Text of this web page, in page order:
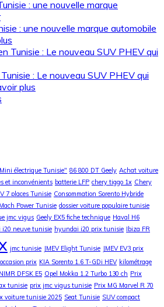
: une nouvelle marque automobile
: Le nouveau SUV PHEV qui
plus
électrique Tunisie" 86 800 DT Geely Achat voiture
et inconvénients batterie LFP chery tiggo 1x Chery
7 places Tunisie Consommation Sorento Hybride
Power Tunisie dossier voiture populaire tunisie
jmc vigus Geely EX5 fiche technique Haval H6
i20 neuve tunisie hyundai i20 prix tunisie Ibiza FR
jmc tunisie JMEV Elight Tunisie JMEV EV3 prix
prix KIA Sorento 1.6 T-GDi HEV kilométrage
NIMR DFSK E5 Opel Mokka 1.2 Turbo 130 ch Prix
tunisie prix jmc vigus tunisie Prix MG Marvel R 70
voiture tunisie 2025 Seat Tunisie SUV compact